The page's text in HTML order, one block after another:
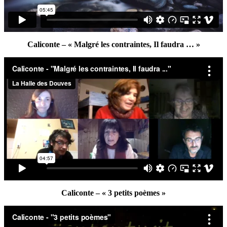
Caliconte – « Malgré les contraintes, Il faudra … »
Caliconte – « 3 petits poèmes »